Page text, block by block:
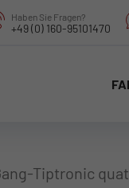
Haben Sie Fragen?
+49 (0) 160-95101470
Tiptronic